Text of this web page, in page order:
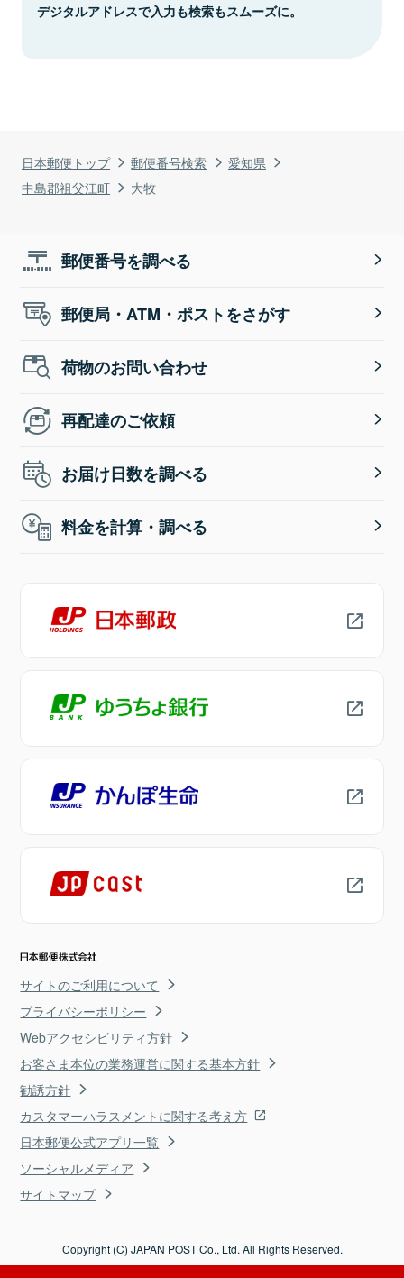
日本郵便トップ 郵便番号検索
愛知県
中島郡祖父江町
大牧
デジタルアドレスで入力も検索もスムーズに。
郵便番号を調べる
郵便局・ATM・ポストをさがす
荷物のお問い合わせ
再配達のご依頼
お届け日数を調べる
料金を計算・調べる
サイトのご利用について
プライバシーポリシー
Webアクセシビリティ方針
お客さま本位の業務運営に関する基本方針
勧誘方針
カスタマーハラスメントに関する考え方
日本郵便公式アプリ一覧
ソーシャルメディア
サイトマップ
Copyright (C) JAPAN POST Co., Ltd. All Rights Reserved.